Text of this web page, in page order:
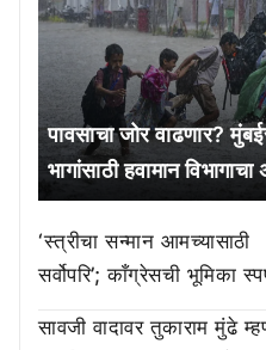
पावसाचा जोर वाढणार?
भागांसाठी हवामान विभागाचा
‘स्त्रीचा सन्मान आमच्यासाठी
सर्वोपरि’; काँग्रेसची भूमिका
सावजी वादावर तुकाराम मुंढे